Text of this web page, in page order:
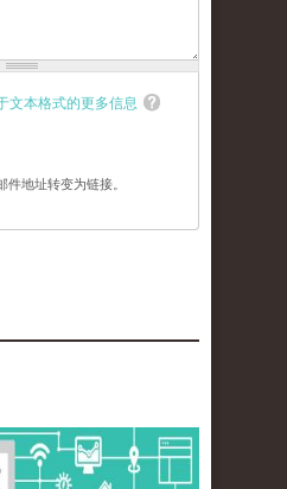
文本格式的更多信息
件地址转变为链接。